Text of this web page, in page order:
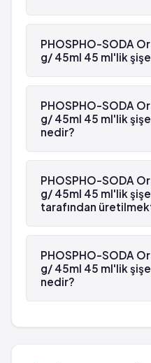
Elektrolit dengesi
Üşüme ile birlikte titreme
Hipernatremi
Karın ağrısı veya gaz
Kanda potasyum
Anal bölgede kaşıntı
Kanda fosfat
Vücuttaki asit atılımının
Kalsiyum seviyesinde
Kaslarda ani kasılma
Elektrolit dengesi
Üşüme ile birlikte titreme
Hipernatremi
Karın ağrısı veya gaz
PHOSPHO-SODA
g/ 45ml 45 ml'lik
Evet, PHOSPHO-
45ml 45 ml'lik şişe
PHOSPHO-SODA
g/ 45ml 45 ml'lik
nedir?
PHOSPHO-SODA Oral
45 ml'lik şişe'in etken
fosfat 'dür.
PHOSPHO-SODA
g/ 45ml 45 ml'lik
tarafından
PHOSPHO-SODA Oral
45 ml'lik şişe ,
üretilmektedir.
PHOSPHO-SODA
g/ 45ml 45 ml'lik
nedir?
45 ml'lik şişe'in barkod